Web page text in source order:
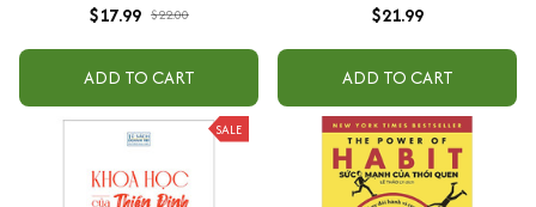
$17.99 $22.00
ADD TO CART
$21.99
ADD TO CART
SALE